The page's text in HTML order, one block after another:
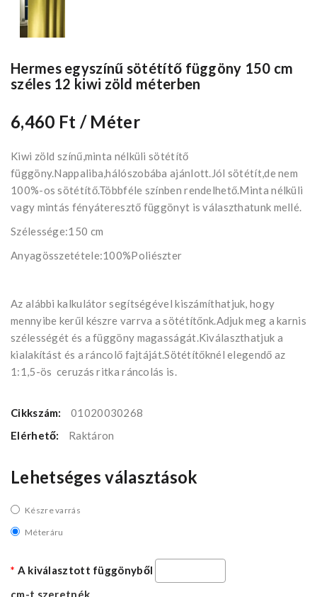
Hermes egyszínű sötétítő függöny 150 cm
széles 12 kiwi zöld méterben
6,460 Ft / Méter
Kiwi zöld színű,minta nélküli sötétítő
függöny.Nappaliba,hálószobába ajánlott.Jól sötétít,de nem
100%-os sötétítő.Többféle színben rendelhető.Minta nélküli
vagy mintás fényáteresztő függönyt is választhatunk mellé.
Szélessége:150 cm
Anyagösszetétele:100%Poliészter
Az alábbi kalkulátor segítségével kiszámíthatjuk, hogy
mennyibe kerűl készre varrva a sötétítőnk.Adjuk meg a karnis
szélességét és a függöny magasságát.Kiválaszthatjuk a
kialakítást és a ráncolő fajtáját.Sötétítőknél elegendő az
1:1,5-ös ceruzás ritka ráncolás is.
Cikkszám:
01020030268
Elérhető:
Raktáron
Lehetséges választások
Készre varrás
Méteráru
A kiválasztott függönyből
cm-t szeretnék